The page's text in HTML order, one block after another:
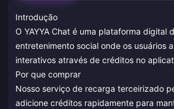
Introdução
O YAYYA Chat é uma plataforma digital
entretenimento social onde os usuários
interativos através de créditos no
Por que comprar
Nosso serviço de recarga terceirizado
adicione créditos rapidamente para